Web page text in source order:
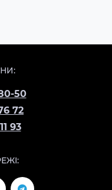
50
72
93